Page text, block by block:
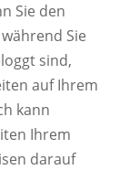
Sie den
Sie
sind,
auf Ihrem
kann
Ihrem
darauf